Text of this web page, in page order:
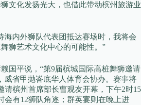
文化发扬光大，也借此带动槟州旅游业
海内外狮队代表团抵达赛场时，我将会
狮艺术文化中心的可能性。”
国平说，“第9届槟城国际高桩舞狮邀请
威省甲抛峇底华人体育会协办。赛事将
请槟州首席部长曹观友开幕，下午2时15
会有12狮队角逐；群英宴则在晚上进